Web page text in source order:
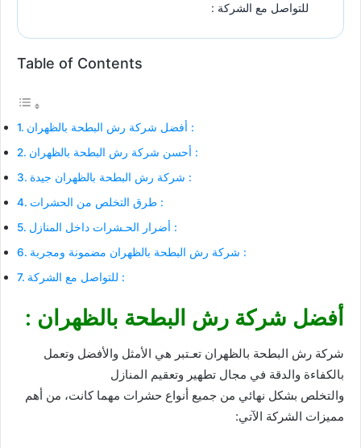
للتواصل مع الشركة :
Table of Contents
أفضل شركة رش البطحة بالظهران :
أحسن شركة رش البطحة بالظهران :
شركة رش البطحة بالظهران جيدة :
طرق التخلص من الحشرات :
أضرار الحـشرات داخل المنازل :
شركة رش البطحة بالظهران مضمونة ومجربة :
للتواصل مع الشركة :
أفضل شركة رش البطحة بالظهران :
شركة رش البطحة بالظهران تعـتبر هي الأمثل والأفضل وتعمل
بالكفاءة والدقة في مجال تطهير وتعقيم المنازل
والتخلص بشكل نهائي من جميع أنواع حشرات مهما كانت، من أهم
مميزات الشركة الآتي: